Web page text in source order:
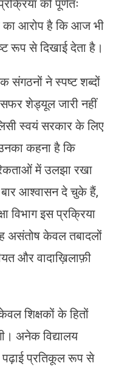
को पूर्णतः
का आरोप है कि आज भी
रूप से दिखाई देता है।
संगठनों ने स्पष्ट शब्दों
शेड्यूल जारी नहीं
स्वयं सरकार के लिए
कहना है कि
में उलझा रखा
बार आश्वासन दे चुके हैं,
विभाग इस प्रक्रिया
असंतोष केवल तबादलों
और वादाख़िलाफ़ी
शिक्षकों के हितों
अनेक विद्यालय
पढ़ाई प्रतिकूल रूप से